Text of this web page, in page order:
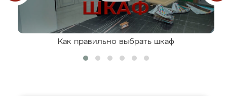
Как правильно выбрать шкаф